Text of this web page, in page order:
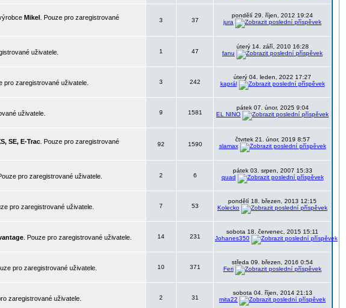
Mikel . Pouze pro zaregistrované
3 37
pondělí 29. říjen, 2012 19:24
jura
uživatele. 1 47
úterý 14. září, 2010 16:28
fanu
pro zaregistrované uživatele. 3 242
úterý 04. leden, 2022 17:27
kaprál
uživatele. 9 1581
pátek 07. únor, 2025 9:04
EL NINO
SE, E-Trac . Pouze pro zaregistrované
92 1590
čtvrtek 21. únor, 2019 8:57
slamax
Pouze pro zaregistrované uživatele. 2 6
pátek 03. srpen, 2007 15:33
quad
pro zaregistrované uživatele. 7 53
pondělí 18. březen, 2013 12:15
Kolecko
. Pouze pro zaregistrované uživatele. 14 231
sobota 18. červenec, 2015 15:11
Johanes350
pro zaregistrované uživatele. 10 371
středa 09. březen, 2016 0:54
Feri
zaregistrované uživatele. 2 31
sobota 04. říjen, 2014 21:13
mita22